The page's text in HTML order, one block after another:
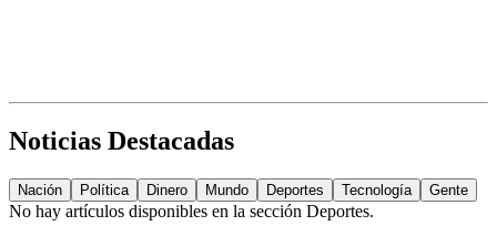
Noticias Destacadas
Nación Política Dinero Mundo Deportes Tecnología Gente
No hay artículos disponibles en la sección Deportes.